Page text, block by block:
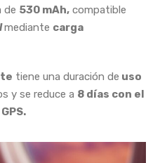
de 530 mAh, compatible
mediante carga
tiene una duración de uso
y se reduce a 8 días con el